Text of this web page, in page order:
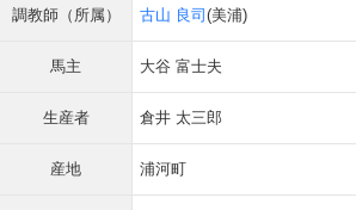
調教師（所属） 古山 良司 (美浦)
馬主 大谷 富士夫
生産者 倉井 太三郎
産地 浦河町